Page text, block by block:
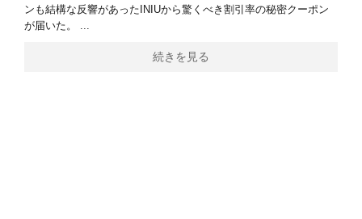
ンも結構な反響があったINIUから驚くべき割引率の秘密クーポン
が届いた。 ...
続きを見る